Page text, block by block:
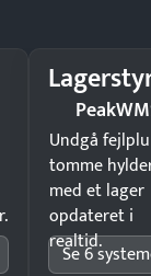
Undgå
tomme
med et lager
opdateret i
realtid.
Se 6